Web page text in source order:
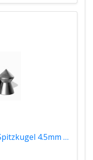
Βλήματα Αεροβόλου H&N Spitzkugel 4.5mm 500τμχ